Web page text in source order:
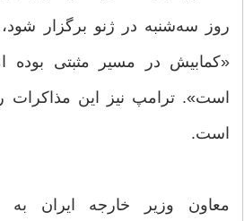
روز سه‌شنبه در ژنو برگزار
«کمابیش در مسیر مثبتی بوده
است». ترامپ نیز این مذاکرات
است.
معاون وزیر خارجه ایران به